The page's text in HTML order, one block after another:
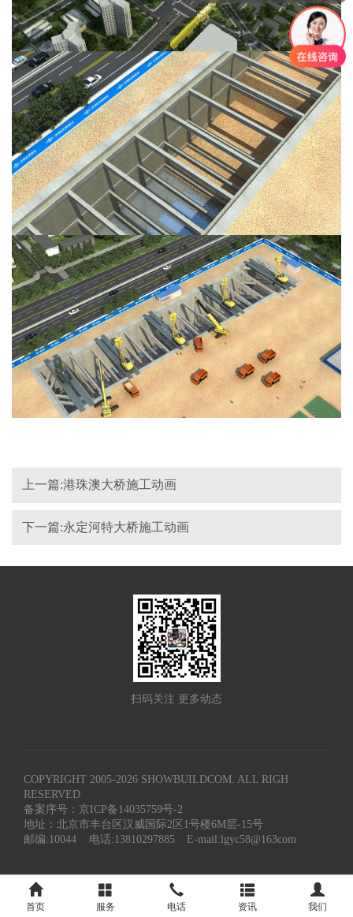
上一篇:港珠澳大桥施工动画
下一篇:永定河特大桥施工动画
扫码关注 更多动态
COPYRIGHT 2005-2026 SHOWBUILDCOM. ALL RIGH
RESERVED
备案序号：京ICP备14035759号-2
地址：北京市丰台区汉威国际2区1号楼6M层-15号
邮编:10044
电话:13810297885 E-mail:lgyc58@163com
首页 服务 电话 资讯 我们